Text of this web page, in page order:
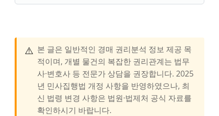
⚠️ 본 글은 일반적인 경매 권리분석 정보 제공 목
적이며, 개별 물건의 복잡한 권리관계는 법무
사·변호사 등 전문가 상담을 권장합니다. 2025
년 민사집행법 개정 사항을 반영하였으나, 최
신 법령 변경 사항은 법원·법제처 공식 자료를
확인하시기 바랍니다.